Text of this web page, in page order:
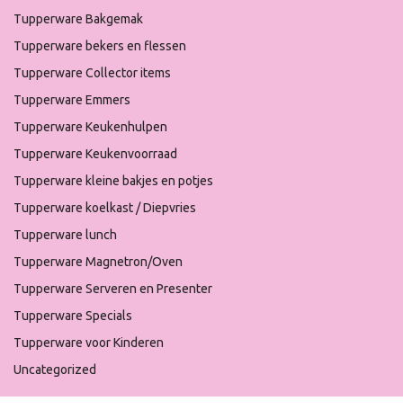
Tupperware Bakgemak
Tupperware bekers en flessen
Tupperware Collector items
Tupperware Emmers
Tupperware Keukenhulpen
Tupperware Keukenvoorraad
Tupperware kleine bakjes en potjes
Tupperware koelkast / Diepvries
Tupperware lunch
Tupperware Magnetron/Oven
Tupperware Serveren en Presenter
Tupperware Specials
Tupperware voor Kinderen
Uncategorized